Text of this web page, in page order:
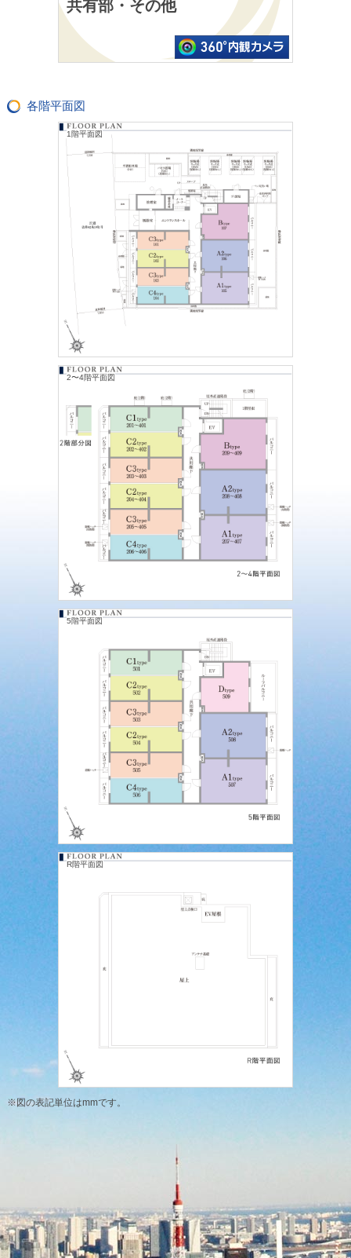
共有部・その他
各階平面図
1階平面図
2〜4階平面図
5階平面図
R階平面図
※図の表記単位はmmです。